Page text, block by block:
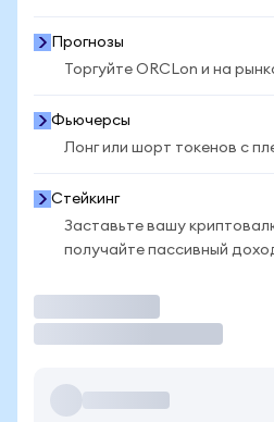
Прогнозы
Торгуйте ORCLon и на
Фьючерсы
Лонг или шорт токенов с
Стейкинг
Заставьте вашу
получайте пассивный